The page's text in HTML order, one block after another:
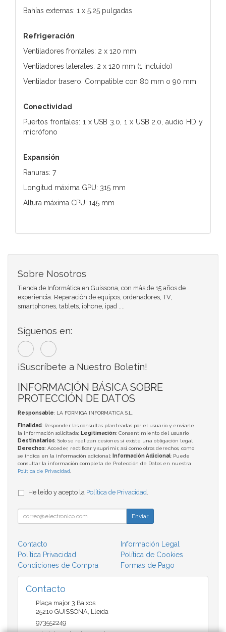
Bahías externas: 1 x 5.25 pulgadas
Refrigeración
Ventiladores frontales: 2 x 120 mm
Ventiladores laterales: 2 x 120 mm (1 incluido)
Ventilador trasero: Compatible con 80 mm o 90 mm
Conectividad
Puertos frontales: 1 x USB 3.0, 1 x USB 2.0, audio HD y
micrófono
Expansión
Ranuras: 7
Longitud máxima GPU: 315 mm
Altura máxima CPU: 145 mm
Sobre Nosotros
Tienda de Informática en Guissona, con más de 15 años de
experiencia. Reparación de equipos, ordenadores, TV,
smartphones, tablets, iphone, ipad ....
Síguenos en:
¡Suscríbete a Nuestro Boletín!
INFORMACIÓN BÁSICA SOBRE
PROTECCIÓN DE DATOS
Responsable: LA FORMIGA INFORMATICA S.L.
Finalidad: Responder las consultas planteadas por el usuario y enviarle
la información solicitada; Legitimación: Consentimiento del usuario;
Destinatarios: Solo se realizan cesiones si existe una obligación legal;
Derechos: Acceder, rectificar y suprimir, así como otros derechos, como
se indica en la información adicional;
Información Adicional: Puede
consultar la información completa de Protección de Datos en nuestra
Política de Privacidad
He leído y acepto la Política de Privacidad
Enviar
Contacto
Información Legal
Política Privacidad
Política de Cookies
Condiciones de Compra
Formas de Pago
Contacto
Plaça major 3 Baixos
25210 GUISSONA Lleida
973552249